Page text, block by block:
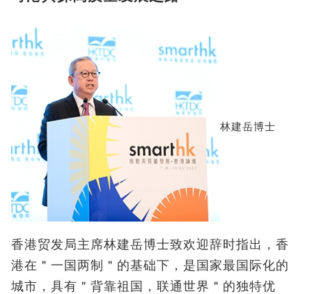
林建岳博士
香港贸发局主席林建岳博士致欢迎辞时指出，香
港在＂一国两制＂的基础下，是国家最国际化的
城市，具有＂背靠祖国，联通世界＂的独特优